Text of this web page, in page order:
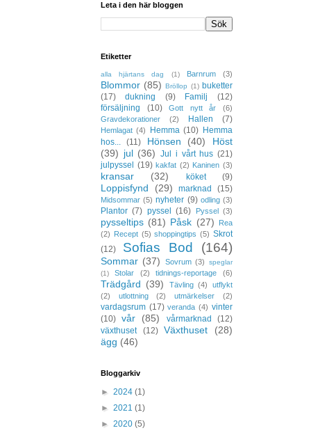
Leta i den här bloggen
Etiketter
alla hjärtans dag (1) Barnrum (3)
Blommor (85) Bröllop (1) buketter
(17)
dukning (9) Familj
(12)
försäljning
(10) Gott nytt år
(6)
Gravdekorationer
(2) Hallen (7)
Hemlagat (4) Hemma (10) Hemma
hos...
(11) Hönsen (40)
Höst
(39) jul (36) Jul i vårt hus (21)
julpyssel
(19) kakfat (2) Kaninen (3)
kransar (32) köket (9)
Loppisfynd (29) marknad (15)
Midsommar (5) nyheter (9) odling (3)
Plantor (7) pyssel (16) Pyssel (3)
pysseltips (81) Påsk (27)
Rea
(2) Recept (5) shoppingtips (5) Skrot
(12)
Sofias Bod (164)
Sommar (37) Sovrum (3)
speglar
(1)
Stolar (2) tidnings-reportage (6)
Trädgård (39) Tävling (4)
utflykt
(2)
utlottning (2) utmärkelser (2)
vardagsrum (17) veranda (4) vinter
(10) vår (85) vårmarknad
(12)
växthuset
(12) Växthuset
(28)
ägg (46)
Bloggarkiv
► 2024 (1)
► 2021 (1)
► 2020 (5)